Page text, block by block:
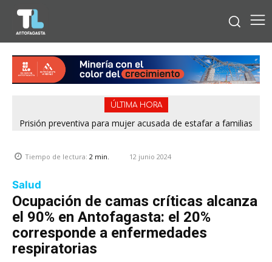
ÚLTIMA HORA
Prisión preventiva para mujer acusada de estafar a familias
Tiempo de lectura: 2 min. 12 junio 2024
Salud
Ocupación de camas críticas alcanza
el 90% en Antofagasta: el 20%
corresponde a enfermedades
respiratorias